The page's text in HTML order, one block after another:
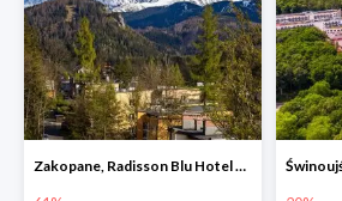
Zakopane, Radisson Blu Hotel & Residences -61%